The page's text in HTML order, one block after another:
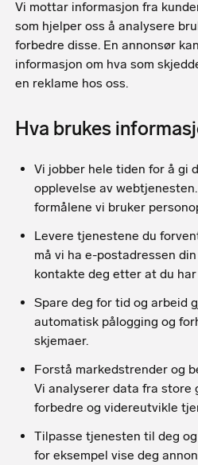
Vi mottar informasjon fra
som hjelper oss å analysere
forbedre disse. En annonsør
informasjon om hva som
en reklame hos oss.
Hva brukes
Vi jobber hele tiden for å gi
opplevelse av
formålene vi bruker
Levere tjenestene du
må vi ha e-postadressen
kontakte deg etter at du
Spare deg for tid og arbeid
automatisk pålogging og
skjemaer.
Forstå markedstrender og
Vi analyserer data fra store
forbedre og videreutvikle
Tilpasse tjenesten til deg
for eksempel vise deg